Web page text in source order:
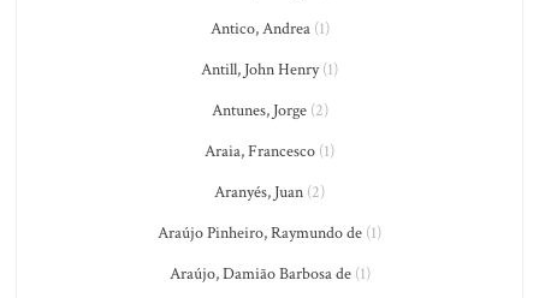
Antico, Andrea(1)
Antill, John Henry(1)
Antunes, Jorge(2)
Araia, Francesco (1)
Aranyés, Juan (2)
Araújo Pinheiro, Raymundo de (1)
Araújo, Damião Barbosa de(1)